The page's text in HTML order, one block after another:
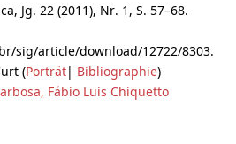
Jg. 22 (2011), Nr. 1, S. 57–68.
sig/article/download/12722/8303.
(Porträt| Bibliographie)
Fábio Luis Chiquetto